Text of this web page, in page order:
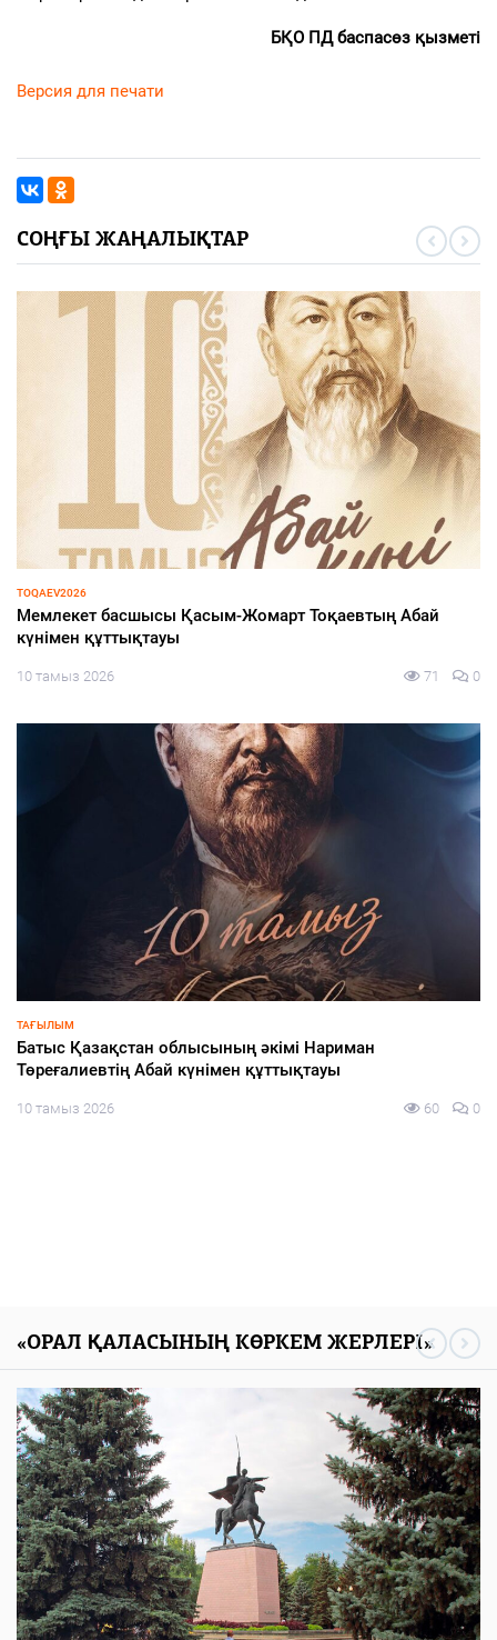
БҚО ПД баспасөз қызметі
Версия для печати
СОҢҒЫ ЖАҢАЛЫҚТАР
ИНФРАҚҰРЫЛЫМ
Жылу жүйесін жаңарту – басты назарда
ИНФРАҚҰРЫЛЫМ
Жылу желісінің жаңаруы – тұрғындар игілігіне
10 тамыз 2026
«ОРАЛ ҚАЛАСЫНЫҢ КӨРКЕМ ЖЕРЛЕРІ»